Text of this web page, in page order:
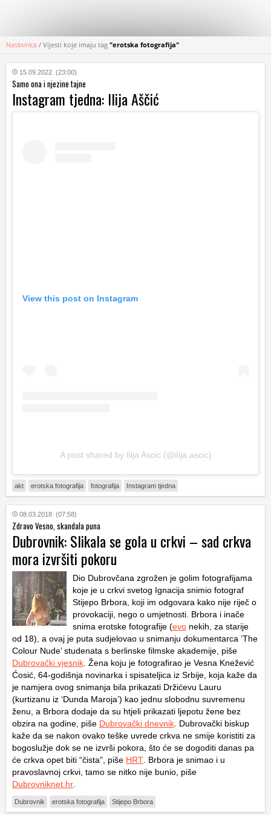
KATEGORIJE
HRVATSKI
WEB
Naslovnica / Vijesti koje imaju tag "erotska fotografija"
15.09.2022. (23:00)
Samo ona i njezine tajne
Instagram tjedna: Ilija Aščić
View this post on Instagram
A post shared by Ilija Ascic (@ilija.ascic)
akt erotska fotografija fotografija Instagram tjedna
08.03.2018. (07:58)
Zdravo Vesno, skandala puna
Dubrovnik: Slikala se gola u crkvi – sad crkva
mora izvršiti pokoru
Dio Dubrovčana zgrožen je golim fotografijama
koje je u crkvi svetog Ignacija snimio fotograf
Stijepo Brbora, koji im odgovara kako nije riječ o
provokaciji, nego o umjetnosti. Brbora i inače
snima erotske fotografije (evo nekih, za starije
od 18), a ovaj je puta sudjelovao u snimanju dokumentarca ‘The
Colour Nude’ studenata s berlinske filmske akademije, piše
Dubrovački vjesnik . Žena koju je fotografirao je Vesna Knežević
Ćosić, 64-godišnja novinarka i spisateljica iz Srbije, koja kaže da
je namjera ovog snimanja bila prikazati Držićevu Lauru
(kurtizanu iz ‘Dunda Maroja’) kao jednu slobodnu suvremenu
ženu, a Brbora dodaje da su htjeli prikazati ljepotu žene bez
obzira na godine, piše Dubrovački dnevnik . Dubrovački biskup
kaže da se nakon ovako teške uvrede crkva ne smije koristiti za
bogoslužje dok se ne izvrši pokora, što će se dogoditi danas pa
će crkva opet biti “čista”, piše HRT . Brbora je snimao i u
pravoslavnoj crkvi, tamo se nitko nije bunio, piše
Dubrovniknet.hr
Dubrovnik erotska fotografija Stijepo Brbora